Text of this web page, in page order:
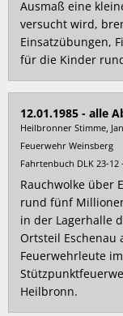
Ausmaß eine
versucht wird,
Einsatzübungen,
für die Kinder
12.01.1985 - alle
Heilbronner Stimme,
Feuerwehr Weinsberg
Fahrtenbuch DLK 23-12
Rauchwolke über
rund fünf
in der Lagerhalle
Ortsteil Eschenau
Feuerwehrleute
Heilbronn.